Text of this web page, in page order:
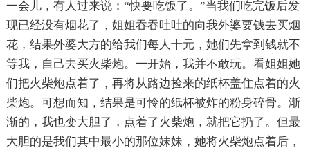
一会儿，有人过来说：“快要吃饭了。”当我们吃完饭后发
现已经没有烟花了，姐姐吞吞吐吐的向我外婆要钱去买烟
花，结果外婆大方的给我们每人十元，她们先拿到钱就不
等我，自己去买火柴炮。一开始，我并不敢玩。看姐姐她
们把火柴炮点着了，再将从路边捡来的纸杯盖住点着的火
柴炮。可想而知，结果是可怜的纸杯被炸的粉身碎骨。渐
渐的，我也变大胆了，点着了火柴炮，就把它扔了。但最
大胆的是我们其中最小的那位妹妹，她将火柴炮点着后，